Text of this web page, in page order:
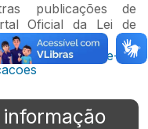
publicações de
Oficial da Lei de
central-de-